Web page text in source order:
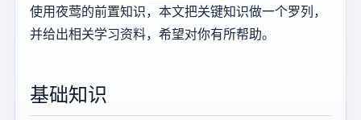
使用夜莺的前置知识，本文把关键知识做一个罗列，
并给出相关学习资料，希望对你有所帮助。
基础知识